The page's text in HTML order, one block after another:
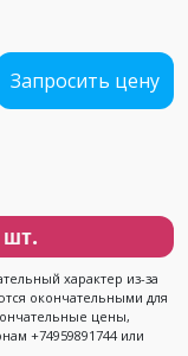
Запросить цену
шт.
характер из-за
окончательными для
цены,
+74959891744 или